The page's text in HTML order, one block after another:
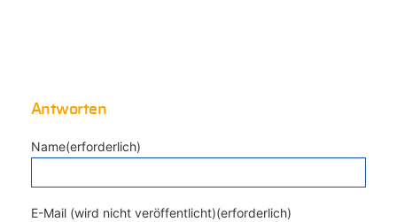
Antworten
Name(erforderlich)
E-Mail (wird nicht veröffentlicht)(erforderlich)